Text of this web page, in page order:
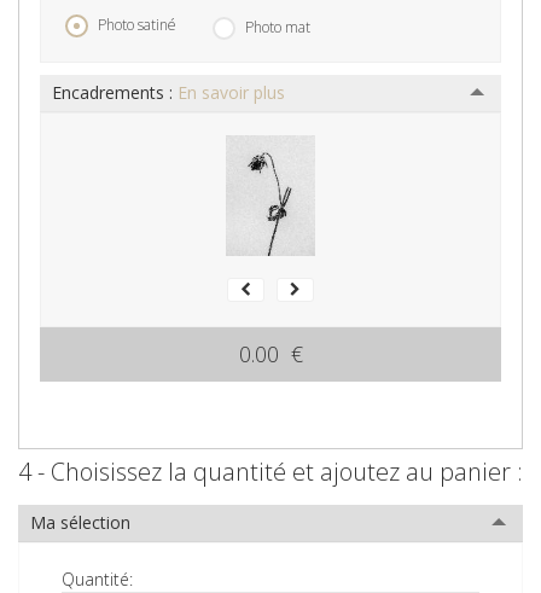
Photo satiné Photo mat
Encadrements : En savoir plus
0.00 €
4 - Choisissez la quantité et ajoutez au panier :
Ma sélection
Quantité: